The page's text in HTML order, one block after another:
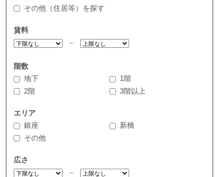
その他（住居等）を探す
賃料
～
階数
地下
1階
2階
3階以上
エリア
銀座
新橋
その他
広さ
～